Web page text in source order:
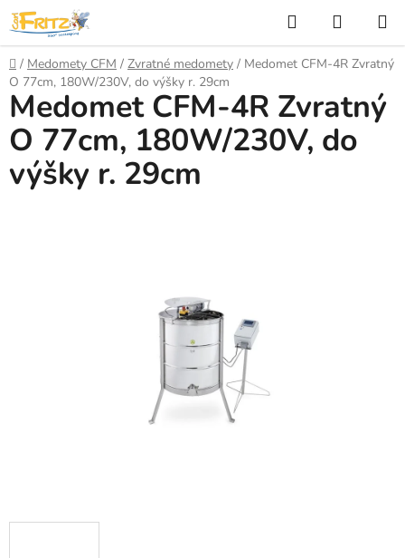
Přejít
na
obsah
Hledat
KOŠÍK
Domů
/ Medomety CFM / Zvratné medomety / Medomet CFM-4R Zvratný
O 77cm, 180W/230V, do výšky r. 29cm
Medomet CFM-4R Zvratný
O 77cm, 180W/230V, do
výšky r. 29cm